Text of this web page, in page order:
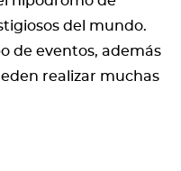
del mundo.
de eventos, además
realizar muchas